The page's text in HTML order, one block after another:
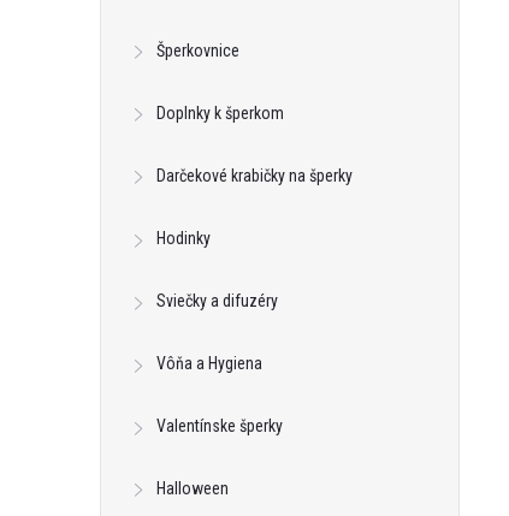
Šperkovnice
Doplnky k šperkom
Darčekové krabičky na šperky
Hodinky
Sviečky a difuzéry
Vôňa a Hygiena
Valentínske šperky
Halloween